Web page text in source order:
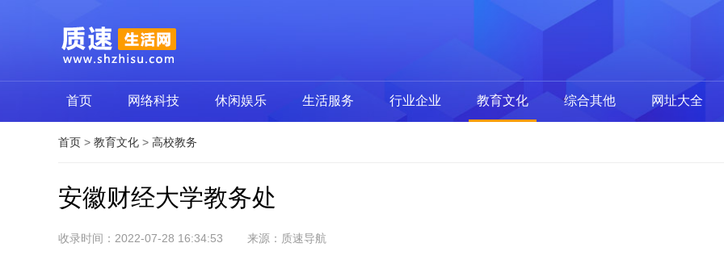
首页 网络科技 休闲娱乐 生活服务 行业企业 教育文化 综合其他 网址大全
首页 > 教育文化 > 高校教务
安徽财经大学教务处
收录时间：2022-07-28 16:34:53 来源：质速导航